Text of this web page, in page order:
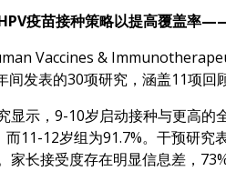
疫苗接种策略以提高覆盖率
Vaccines &
间发表的30项研究，涵盖11项回
显示，9-10岁启动接种与更高
而11-12岁组为91.7%。干预研
家长接受度存在明显信息差，